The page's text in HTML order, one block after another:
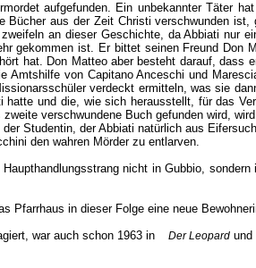
aufgefunden. Ein unbekannter Täter
aus der Zeit Christi verschwunden ist,
an dieser Geschichte, da Abbiati nur
gekommen ist. Er bittet seinen Freund Don
hat. Don Matteo aber besteht darauf, dass
von Capitano Anceschi und
verdeckt ermitteln, was sie
und die, wie sich herausstellt, für das
verschwundene Buch gefunden wird,
Studentin, der Abbiati natürlich aus
den wahren Mörder zu entlarven.
nicht in Gubbio,
Pfarrhaus in dieser Folge eine neue
war auch schon 1963 in Der Leopardund